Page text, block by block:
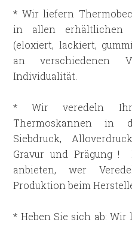
* Wir liefern
in allen erhältlichen
(eloxiert, lackiert,
an verschiedenen
Individualität.
* Wir veredeln
Thermoskannen in
Siebdruck,
Gravur und Prägung !
anbieten, wer
Produktion beim
* Heben Sie sich ab: Wir